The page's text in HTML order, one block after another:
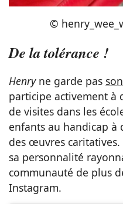
©
De la tolérance !
Henryne garde pas
participe activement à
de visites dans les
enfants au handicap à
des œuvres
sa personnalité
communauté de plus
Instagram.